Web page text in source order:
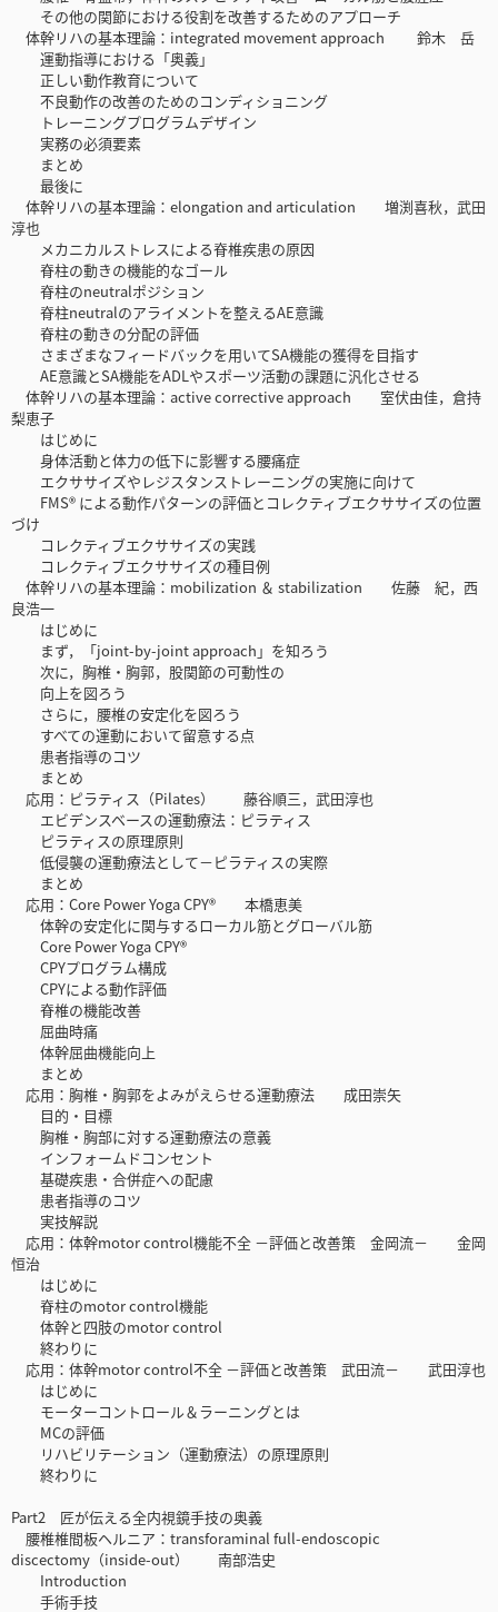
その他の関節における役割を改善するためのアプローチ
体幹リハの基本理論：integrated movement approach 鈴木 岳
運動指導における「奥義」
正しい動作教育について
不良動作の改善のためのコンディショニング
トレーニングプログラムデザイン
実務の必須要素
まとめ
最後に
体幹リハの基本理論：elongation and articulation 増渕喜秋，武田
淳也
メカニカルストレスによる脊椎疾患の原因
脊柱の動きの機能的なゴール
脊柱のneutralポジション
脊柱neutralのアライメントを整えるAE意識
脊柱の動きの分配の評価
さまざまなフィードバックを用いてSA機能の獲得を目指す
AE意識とSA機能をADLやスポーツ活動の課題に汎化させる
体幹リハの基本理論：active corrective approach 室伏由佳，倉持
梨恵子
はじめに
身体活動と体力の低下に影響する腰痛症
エクササイズやレジスタンストレーニングの実施に向けて
FMS® による動作パターンの評価とコレクティブエクササイズの位置
づけ
コレクティブエクササイズの実践
コレクティブエクササイズの種目例
体幹リハの基本理論：mobilization ＆ stabilization 佐藤 紀，西
良浩一
はじめに
まず，「joint-by-joint approach」を知ろう
次に，胸椎・胸郭，股関節の可動性の
向上を図ろう
さらに，腰椎の安定化を図ろう
すべての運動において留意する点
患者指導のコツ
まとめ
応用：ピラティス（Pilates） 藤谷順三，武田淳也
エビデンスベースの運動療法：ピラティス
ピラティスの原理原則
低侵襲の運動療法として－ピラティスの実際
まとめ
応用：Core Power Yoga CPY® 本橋恵美
体幹の安定化に関与するローカル筋とグローバル筋
Core Power Yoga CPY®
CPYプログラム構成
CPYによる動作評価
脊椎の機能改善
屈曲時痛
体幹屈曲機能向上
まとめ
応用：胸椎・胸郭をよみがえらせる運動療法 成田崇矢
目的・目標
胸椎・胸部に対する運動療法の意義
インフォームドコンセント
基礎疾患・合併症への配慮
患者指導のコツ
実技解説
応用：体幹motor control機能不全 －評価と改善策 金岡流－ 金岡
恒治
はじめに
脊柱のmotor control機能
体幹と四肢のmotor control
終わりに
応用：体幹motor control不全 －評価と改善策 武田流－ 武田淳也
はじめに
モーターコントロール＆ラーニングとは
MCの評価
リハビリテーション（運動療法）の原理原則
終わりに
Part2 匠が伝える全内視鏡手技の奥義
腰椎椎間板ヘルニア：transforaminal full-endoscopic
discectomy（inside-out） 南部浩史
Introduction
手術手技